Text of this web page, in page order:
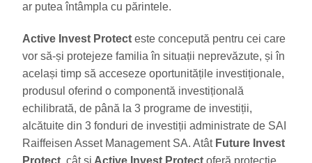
ar putea întâmpla cu părintele.
Active Invest Protect este concepută pentru cei care
vor să-și protejeze familia în situații neprevăzute, și în
același timp să acceseze oportunitățile investiționale,
produsul oferind o componentă investițională
echilibrată, de până la 3 programe de investiții,
alcătuite din 3 fonduri de investiții administrate de SAI
Raiffeisen Asset Management SA. Atât Future Invest
Protect, cât și Active Invest Protect oferă protecție